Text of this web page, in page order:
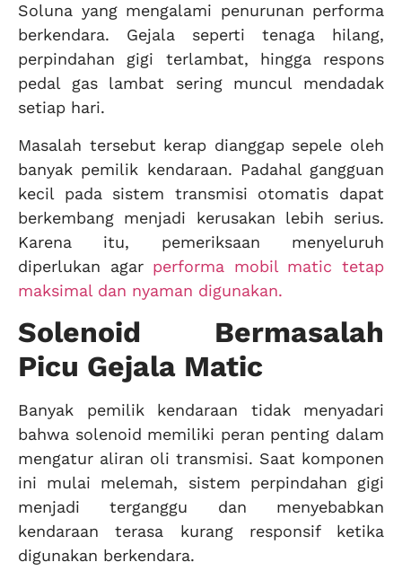
Soluna yang mengalami penurunan performa
berkendara. Gejala seperti tenaga hilang,
perpindahan gigi terlambat, hingga respons
pedal gas lambat sering muncul mendadak
setiap hari.
Masalah tersebut kerap dianggap sepele oleh
banyak pemilik kendaraan. Padahal gangguan
kecil pada sistem transmisi otomatis dapat
berkembang menjadi kerusakan lebih serius.
Karena itu, pemeriksaan menyeluruh
diperlukan agar performa mobil matic tetap
maksimal dan nyaman digunakan.
Solenoid Bermasalah
Picu Gejala Matic
Banyak pemilik kendaraan tidak menyadari
bahwa solenoid memiliki peran penting dalam
mengatur aliran oli transmisi. Saat komponen
ini mulai melemah, sistem perpindahan gigi
menjadi terganggu dan menyebabkan
kendaraan terasa kurang responsif ketika
digunakan berkendara.